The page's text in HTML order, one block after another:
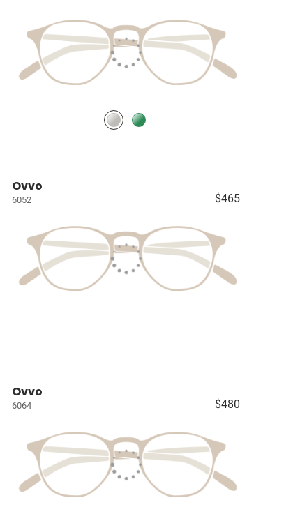
Ovvo
6052 $465
Ovvo
6064 $480